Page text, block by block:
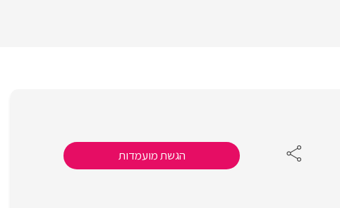
הגשת מועמדות